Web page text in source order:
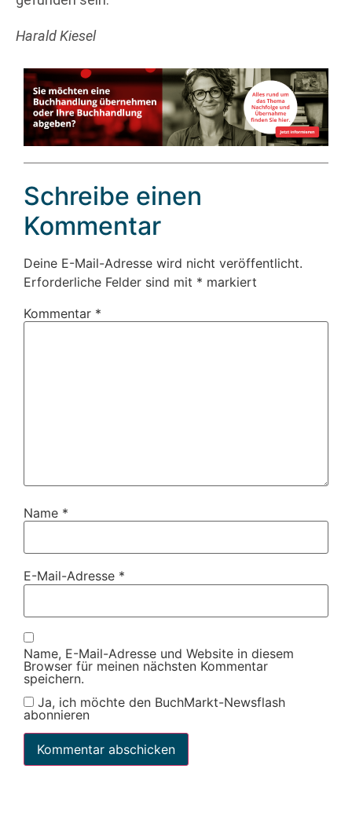
Harald Kiesel
Schreibe einen
Kommentar
Deine E-Mail-Adresse wird nicht veröffentlicht.
Erforderliche Felder sind mit * markiert
Kommentar *
Name *
E-Mail-Adresse *
Name, E-Mail-Adresse und Website in diesem
Browser für meinen nächsten Kommentar
speichern.
Ja, ich möchte den BuchMarkt-Newsflash
abonnieren